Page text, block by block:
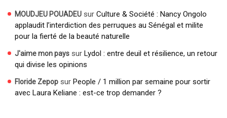
MOUDJEU POUADEU sur Culture & Société : Nancy Ongolo
applaudit l’interdiction des perruques au Sénégal et milite
pour la fierté de la beauté naturelle
J'aime mon pays sur Lydol : entre deuil et résilience, un retour
qui divise les opinions
Floride Zepop sur People / 1 million par semaine pour sortir
avec Laura Keliane : est-ce trop demander ?